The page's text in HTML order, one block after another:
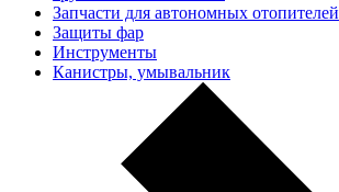
Запчасти для автономных отопителей
Защиты фар
Инструменты
Канистры, умывальник